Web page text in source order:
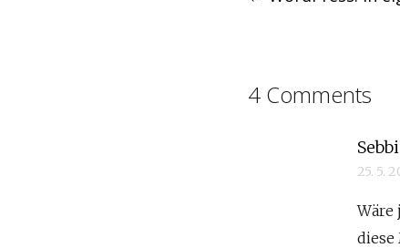
4 Comments
Sebbi
25. 5.
Wäre
diese